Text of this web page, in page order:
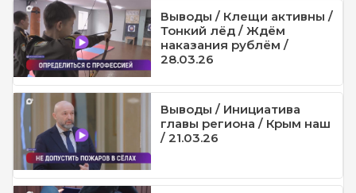
Выводы / Клещи активны /
Тонкий лёд / Ждём
наказания рублём /
28.03.26
Выводы / Инициатива
главы региона / Крым наш
/ 21.03.26